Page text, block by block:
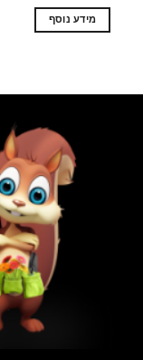
מידע נוסף